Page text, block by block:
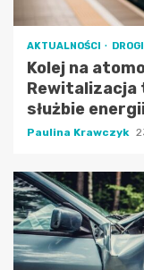
AKTUALNOŚCI
Kolej na
Rewitalizacja
służbie
Paulina Krawczyk